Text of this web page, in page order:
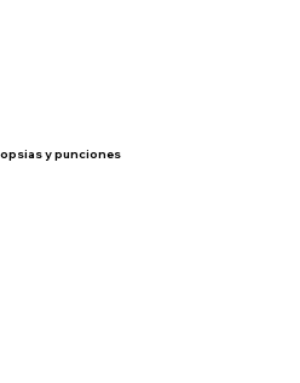
y punciones